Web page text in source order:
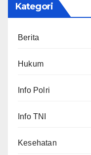
Kategori
Berita
Hukum
Info Polri
Info TNI
Kesehatan